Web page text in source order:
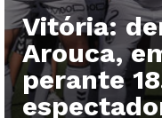
Vitória:
Arouca,
perante